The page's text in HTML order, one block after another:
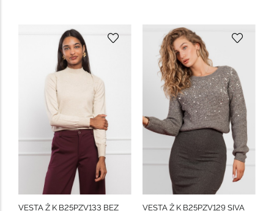
VESTA Ž K B25PZV133 BEZ
VESTA Ž K B25PZV129 SIVA